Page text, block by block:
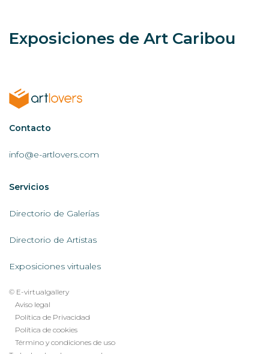
Exposiciones de Art Caribou
Contactar
AL
Contacto
info@e-artlovers.com
Servicios
AL
Servicios
Directorio de Galerías
Directorio de Artistas
Exposiciones virtuales
Legal
footer
menu
© E-virtualgallery
Aviso legal
Política de Privacidad
Política de cookies
Término y condiciones de uso